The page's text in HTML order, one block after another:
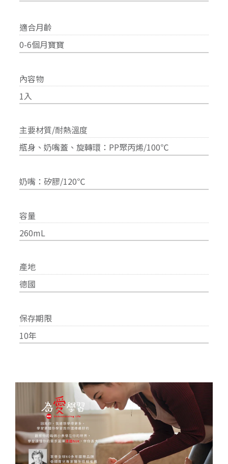
適合月齡
0-6個月寶寶
內容物
1入
主要材質/耐熱溫度
瓶身、奶嘴蓋、旋轉環：PP聚丙烯/100℃
奶嘴：矽膠/120℃
容量
260mL
產地
德國
保存期限
10年